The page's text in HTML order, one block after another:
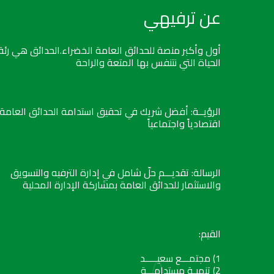
عن ترفيهي
أول وأكبر منصة للحدائق العامة الخضراء.الحدائق هي
الحياة التي نتنفس بها المتعة والراحة
الرؤيــة: أفضل شريك في تحقيق استدامة الحدائق العامة
اقتصادياً واجتماعياً
الرسالة: تقديـــم حلّ شامل في إدارة الترفيه والتسويق
والاستثمار للحدائق العامة بمشاركة الإدارة المحلية
القيم:
1) مجتمـــع سعيـــــد